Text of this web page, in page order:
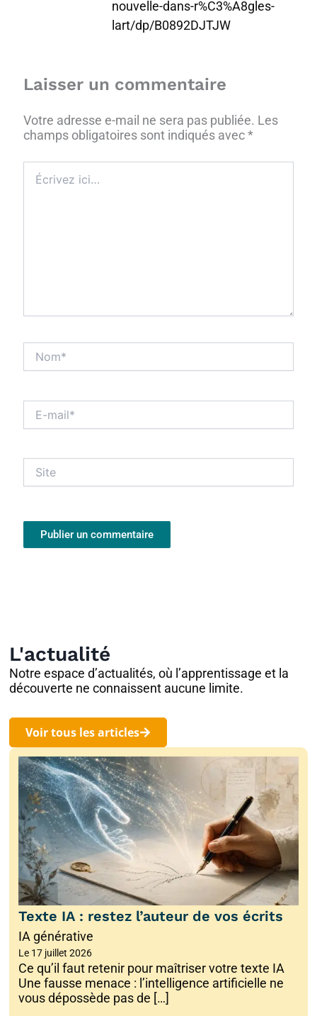
nouvelle-dans-r%C3%A8gles-
lart/dp/B0892DJTJW
Laisser un commentaire
Votre adresse e-mail ne sera pas publiée. Les
champs obligatoires sont indiqués avec*
ici…
mail*
L'actualité
Notre espace d’actualités, où l’apprentissage et la
découverte ne connaissent aucune limite.
Voir tous les articles
Texte IA : restez l’auteur de vos écrits
IA générative
Le 17 juillet 2026
Ce qu’il faut retenir pour maîtriser votre texte IA
Une fausse menace : l’intelligence artificielle ne
vous dépossède pas de […]